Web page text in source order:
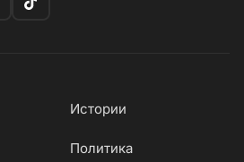
Истории
Политика